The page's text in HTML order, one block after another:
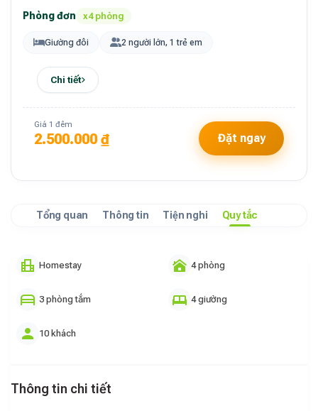
Phòng đơn x4 phòng
Giường đôi 2 người lớn, 1 trẻ em
Chi tiết
Giá 1 đêm
2.500.000 ₫ Đặt ngay
Tổng quan Thông tin Tiện nghi Quy tắc
Homestay 4 phòng
3 phòng tắm 4 giường
10 khách
Thông tin chi tiết